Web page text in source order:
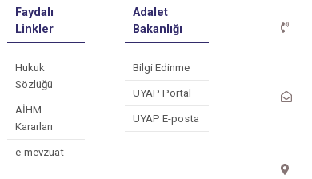
Faydalı
Linkler
Hukuk
Sözlüğü
AİHM
Kararları
e-mevzuat
Adalet
Bakanlığı
Bilgi Edinme
UYAP Portal
UYAP E-posta